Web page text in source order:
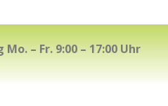
– Fr. 9:00 – 17:00 Uhr